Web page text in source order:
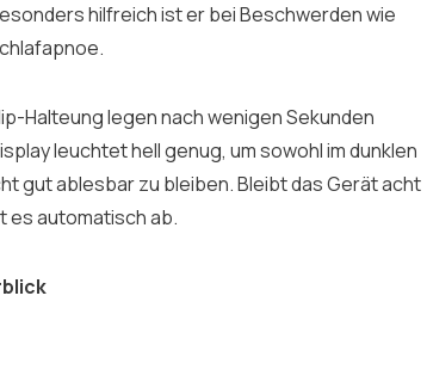
hilfreich ist er bei Beschwerden wie
Halteung legen nach wenigen Sekunden
leuchtet hell genug, um sowohl im dunklen
gut ablesbar zu bleiben. Bleibt das Gerät acht
es automatisch ab.